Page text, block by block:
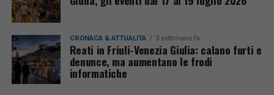
CRONACA & ATTUALITÀ 3 settimane fa
Reati in Friuli-Venezia Giulia: calano furti e
denunce, ma aumentano le frodi
informatiche